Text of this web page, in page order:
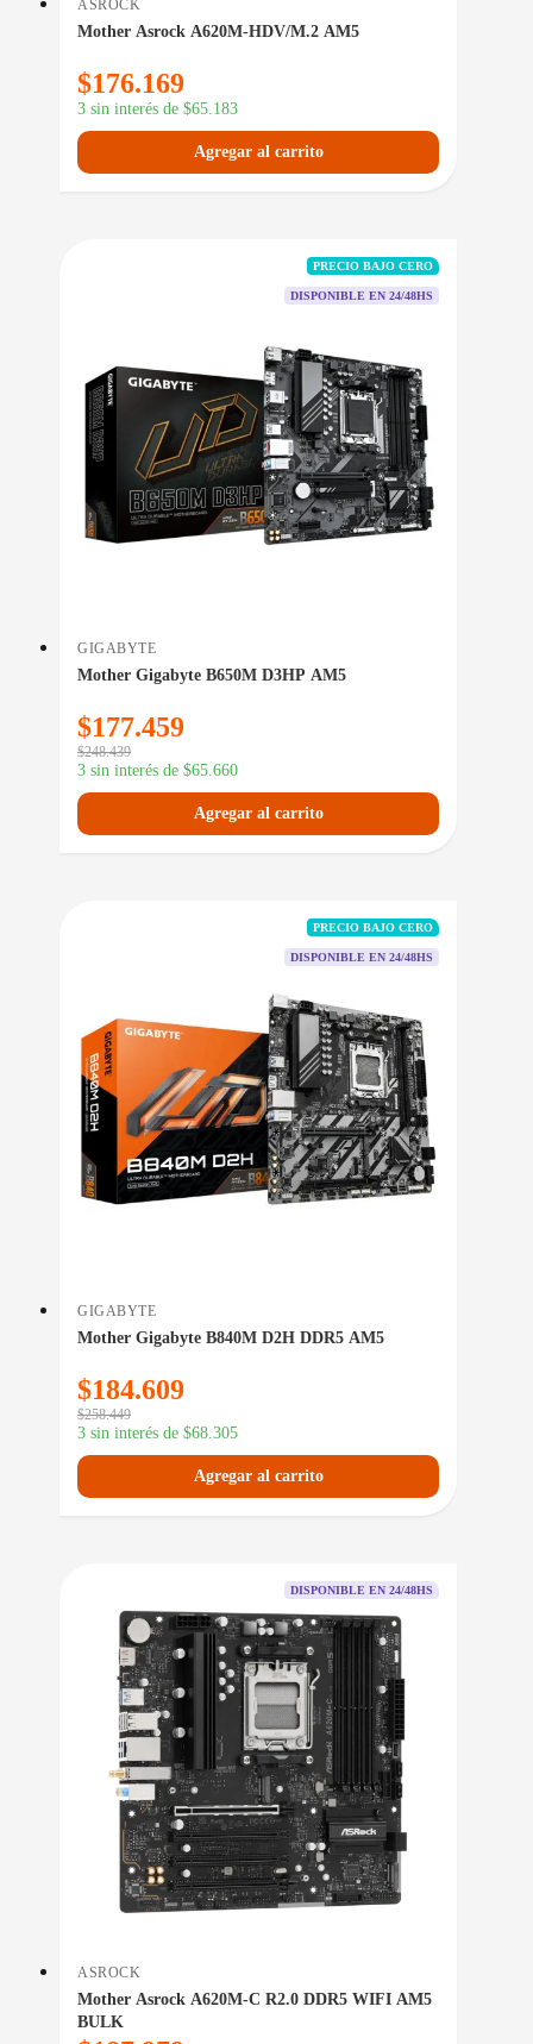
ASROCK
Mother Asrock A620M-HDV/M.2 AM5
$176.169
3 sin interés de $65.183
Agregar al carrito
PRECIO BAJO CERO
DISPONIBLE EN 24/48HS
GIGABYTE
Mother Gigabyte B650M D3HP AM5
$177.459
$248.439
3 sin interés de $65.660
Agregar al carrito
PRECIO BAJO CERO
DISPONIBLE EN 24/48HS
GIGABYTE
Mother Gigabyte B840M D2H DDR5 AM5
$184.609
$258.449
3 sin interés de $68.305
Agregar al carrito
DISPONIBLE EN 24/48HS
ASROCK
Mother Asrock A620M-C R2.0 DDR5 WIFI AM5
BULK